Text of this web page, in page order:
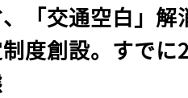
、「交通空白」解
度創設。すでに